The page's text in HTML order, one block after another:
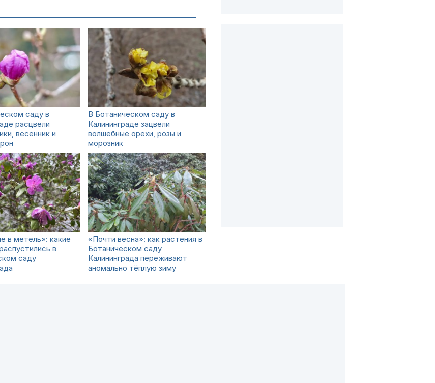
саду в
расцвели
весенник и
В Ботаническом саду в
Калининграде зацвели
волшебные орехи, розы и
морозник
в метель»: какие
в
саду
«Почти весна»: как растения в
Ботаническом саду
Калининграда переживают
аномально тёплую зиму